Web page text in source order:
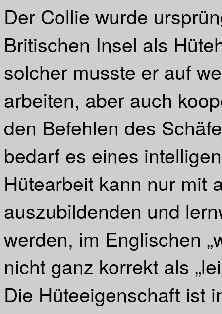
Der Collie wurde
Britischen Insel als
solcher musste er auf
arbeiten, aber auch
den Befehlen des
bedarf es eines
Hütearbeit kann nur mit
auszubildenden und
werden, im Englischen
nicht ganz korrekt als
Die Hüteeigenschaft ist